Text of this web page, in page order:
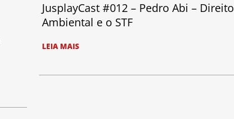
JusplayCast #012 – Pedro Abi – Direito
Ambiental e o STF
LEIA MAIS